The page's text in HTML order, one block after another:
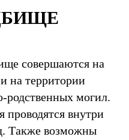
совершаются на
на территории
могил.
проводятся внутри
Также возможны